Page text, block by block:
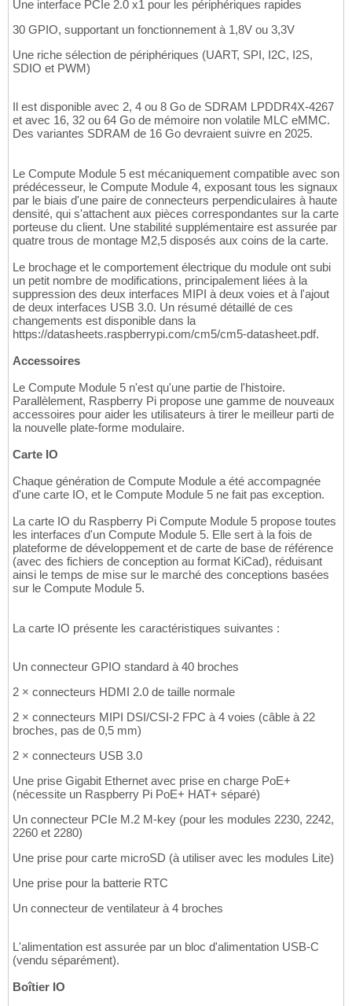
Une interface PCIe 2.0 x1 pour les périphériques rapides
30 GPIO, supportant un fonctionnement à 1,8V ou 3,3V
Une riche sélection de périphériques (UART, SPI, I2C, I2S,
SDIO et PWM)
Il est disponible avec 2, 4 ou 8 Go de SDRAM LPDDR4X-4267
et avec 16, 32 ou 64 Go de mémoire non volatile MLC eMMC.
Des variantes SDRAM de 16 Go devraient suivre en 2025.
Le Compute Module 5 est mécaniquement compatible avec son
prédécesseur, le Compute Module 4, exposant tous les signaux
par le biais d'une paire de connecteurs perpendiculaires à haute
densité, qui s'attachent aux pièces correspondantes sur la carte
porteuse du client. Une stabilité supplémentaire est assurée par
quatre trous de montage M2,5 disposés aux coins de la carte.
Le brochage et le comportement électrique du module ont subi
un petit nombre de modifications, principalement liées à la
suppression des deux interfaces MIPI à deux voies et à l'ajout
de deux interfaces USB 3.0. Un résumé détaillé de ces
changements est disponible dans la
https://datasheets.raspberrypi.com/cm5/cm5-datasheet.pdf.
Accessoires
Le Compute Module 5 n'est qu'une partie de l'histoire.
Parallèlement, Raspberry Pi propose une gamme de nouveaux
accessoires pour aider les utilisateurs à tirer le meilleur parti de
la nouvelle plate-forme modulaire.
Carte IO
Chaque génération de Compute Module a été accompagnée
d'une carte IO, et le Compute Module 5 ne fait pas exception.
La carte IO du Raspberry Pi Compute Module 5 propose toutes
les interfaces d'un Compute Module 5. Elle sert à la fois de
plateforme de développement et de carte de base de référence
(avec des fichiers de conception au format KiCad), réduisant
ainsi le temps de mise sur le marché des conceptions basées
sur le Compute Module 5.
La carte IO présente les caractéristiques suivantes :
Un connecteur GPIO standard à 40 broches
2 × connecteurs HDMI 2.0 de taille normale
2 × connecteurs MIPI DSI/CSI-2 FPC à 4 voies (câble à 22
broches, pas de 0,5 mm)
2 × connecteurs USB 3.0
Une prise Gigabit Ethernet avec prise en charge PoE+
(nécessite un Raspberry Pi PoE+ HAT+ séparé)
Un connecteur PCIe M.2 M-key (pour les modules 2230, 2242,
2260 et 2280)
Une prise pour carte microSD (à utiliser avec les modules Lite)
Une prise pour la batterie RTC
Un connecteur de ventilateur à 4 broches
L'alimentation est assurée par un bloc d'alimentation USB-C
(vendu séparément).
Boîtier IO